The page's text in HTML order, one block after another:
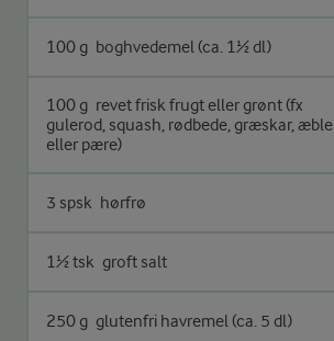
100 g boghvedemel (ca. 1½ dl)
100 g revet frisk frugt eller grønt (fx
gulerod, squash, rødbede, græskar, æble
eller pære)
3 spsk hørfrø
1½ tsk groft salt
250 g glutenfri havremel (ca. 5 dl)